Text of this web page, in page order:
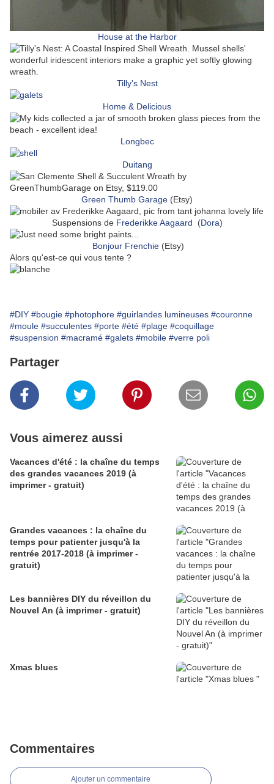
House at the Harbor
Tilly's Nest
Home & Delicious
Longbec
Duitang
Green Thumb Garage (Etsy)
Suspensions de Frederikke Aagaard (Dora)
Bonjour Frenchie (Etsy)
Alors qu'est-ce qui vous tente ?
#DIY #bougie #photophore #guirlandes lumineuses #couronne
#moule #succulentes #porte #été #plage #coquillage
#suspension #macramé #galets #mobile #verre poli
Partager
Vous aimerez aussi
Vacances d'été : la chaîne du temps
des grandes vacances 2019 (à
imprimer - gratuit)
Grandes vacances : la chaîne du
temps pour patienter jusqu'à la
rentrée 2017-2018 (à imprimer -
gratuit)
Les bannières DIY du réveillon du
Nouvel An (à imprimer - gratuit)
Xmas blues
Commentaires
Ajouter un commentaire